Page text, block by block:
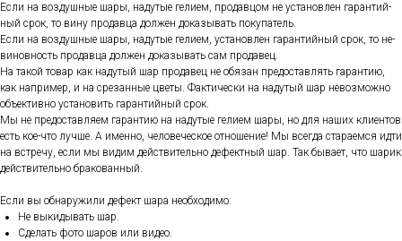
Ес­ли на воз­душные ша­ры, на­дутые ге­ли­ем, про­дав­цом не ус­та­нов­лен га­ран­тий­
ный срок, то ви­ну про­дав­ца дол­жен до­казы­вать по­купа­тель.
Ес­ли на воз­душные ша­ры, на­дутые ге­ли­ем, ус­та­нов­лен га­ран­тий­ный срок, то не­
винов­ность про­дав­ца дол­жен до­казы­вать сам про­давец.
На та­кой то­вар как на­дутый шар про­давец не обя­зан пре­дос­тавлять га­ран­тию,
как нап­ри­мер, и на сре­зан­ные цве­ты. Фак­ти­чес­ки на на­дутый шар не­воз­можно
объ­ек­тивно ус­та­новить га­ран­тий­ный срок.
Мы не пре­дос­тавля­ем га­ран­тию на на­дутые ге­ли­ем ша­ры, но для на­ших кли­ен­тов
есть кое-что луч­ше. А имен­но, че­лове­чес­кое от­но­шение! Мы всег­да ста­ра­ем­ся ид­ти
на встре­чу, ес­ли мы ви­дим дей­стви­тель­но де­фек­тный шар. Так бы­ва­ет, что ша­рик
дей­стви­тель­но бра­кован­ный.
Ес­ли вы об­на­ружи­ли де­фект ша­ра не­об­хо­димо:
Не вы­киды­вать шар.
Сде­лать фо­то ша­ров или ви­део.